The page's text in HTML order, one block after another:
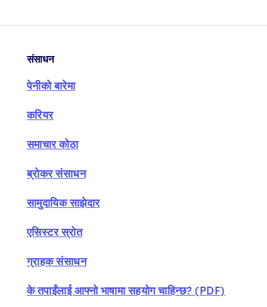
संसाधन
पेनीको बारेमा
करियर
समाचार कोठा
ब्रोकर संसाधन
सामुदायिक साझेदार
एसिस्टर स्रोत
ग्राहक संसाधन
के तपाईंलाई आफ्नो भाषामा सहयोग चाहिन्छ? (PDF)